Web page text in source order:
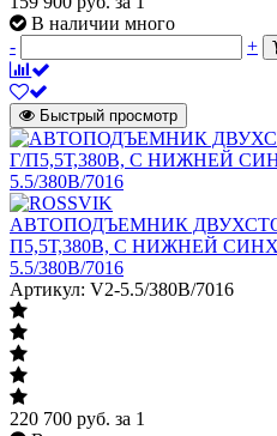
В наличии много
-
+
Быстрый просмотр
АВТОПОДЪЕМНИК
П5,5Т,380В, С НИЖНЕЙ
5.5/380В/7016
Артикул: V2-5.5/380В/7016
220 700 руб. за 1